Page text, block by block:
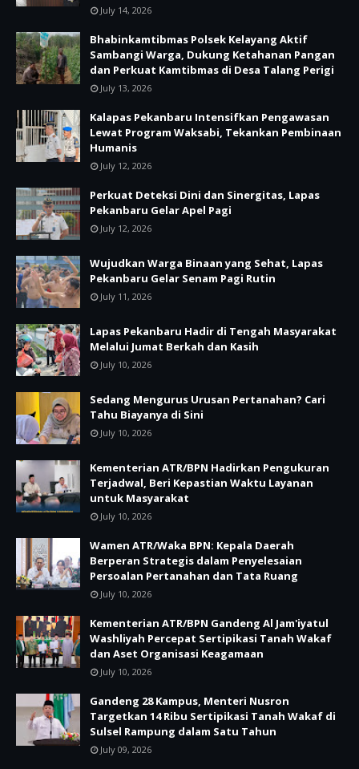
July 14, 2026
Bhabinkamtibmas Polsek Kelayang Aktif
Sambangi Warga, Dukung Ketahanan Pangan
dan Perkuat Kamtibmas di Desa Talang Perigi
July 13, 2026
Kalapas Pekanbaru Intensifkan Pengawasan
Lewat Program Waksabi, Tekankan Pembinaan
Humanis
July 12, 2026
Perkuat Deteksi Dini dan Sinergitas, Lapas
Pekanbaru Gelar Apel Pagi
July 12, 2026
Wujudkan Warga Binaan yang Sehat, Lapas
Pekanbaru Gelar Senam Pagi Rutin
July 11, 2026
Lapas Pekanbaru Hadir di Tengah Masyarakat
Melalui Jumat Berkah dan Kasih
July 10, 2026
Sedang Mengurus Urusan Pertanahan? Cari
Tahu Biayanya di Sini
July 10, 2026
Kementerian ATR/BPN Hadirkan Pengukuran
Terjadwal, Beri Kepastian Waktu Layanan
untuk Masyarakat
July 10, 2026
Wamen ATR/Waka BPN: Kepala Daerah
Berperan Strategis dalam Penyelesaian
Persoalan Pertanahan dan Tata Ruang
July 10, 2026
Kementerian ATR/BPN Gandeng Al Jam'iyatul
Washliyah Percepat Sertipikasi Tanah Wakaf
dan Aset Organisasi Keagamaan
July 10, 2026
Gandeng 28 Kampus, Menteri Nusron
Targetkan 14 Ribu Sertipikasi Tanah Wakaf di
Sulsel Rampung dalam Satu Tahun
July 09, 2026